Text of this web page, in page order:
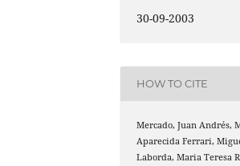
30-09-2003
HOW TO CITE
Mercado, Juan Andrés,
Aparecida Ferrari,
Laborda, Maria Teresa